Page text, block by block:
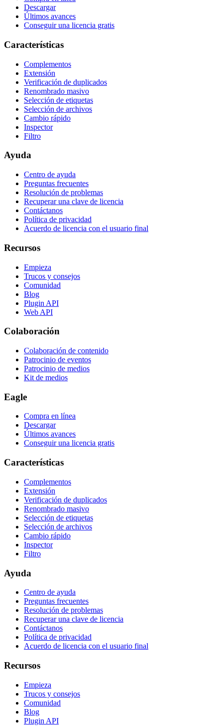
Descargar
Últimos avances
Conseguir una licencia gratis
Características
Complementos
Extensión
Verificación de duplicados
Renombrado masivo
Selección de etiquetas
Selección de archivos
Cambio rápido
Inspector
Filtro
Ayuda
Centro de ayuda
Preguntas frecuentes
Resolución de problemas
Recuperar una clave de licencia
Contáctanos
Política de privacidad
Acuerdo de licencia con el usuario final
Recursos
Empieza
Trucos y consejos
Comunidad
Blog
Plugin API
Web API
Colaboración
Colaboración de contenido
Patrocinio de eventos
Patrocinio de medios
Kit de medios
Eagle
Compra en línea
Descargar
Últimos avances
Conseguir una licencia gratis
Características
Complementos
Extensión
Verificación de duplicados
Renombrado masivo
Selección de etiquetas
Selección de archivos
Cambio rápido
Inspector
Filtro
Ayuda
Centro de ayuda
Preguntas frecuentes
Resolución de problemas
Recuperar una clave de licencia
Contáctanos
Política de privacidad
Acuerdo de licencia con el usuario final
Recursos
Empieza
Trucos y consejos
Comunidad
Blog
Plugin API